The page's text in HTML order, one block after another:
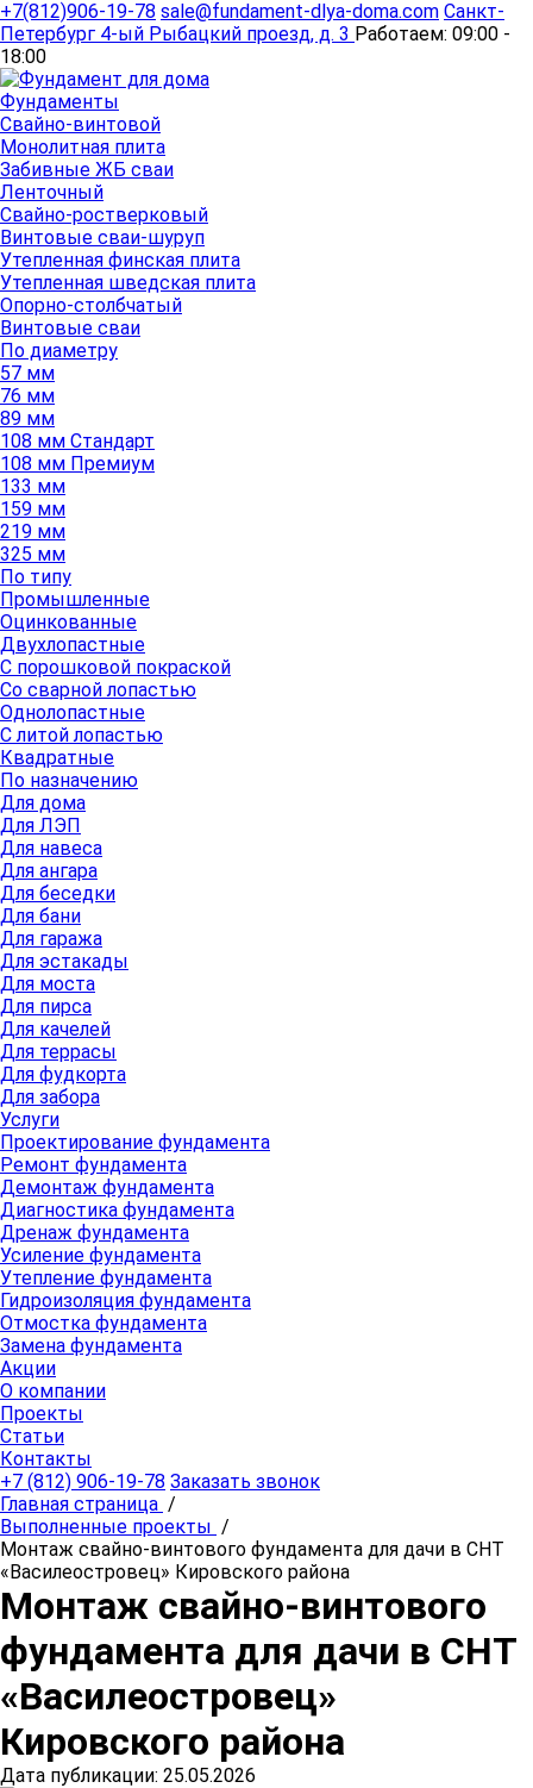
+7(812)906-19-78 sale@fundament-dlya-doma.com Санкт-
Петербург 4-ый Рыбацкий проезд, д. 3 Работаем: 09:00 -
18:00
Фундаменты
Свайно-винтовой
Монолитная плита
Забивные ЖБ сваи
Ленточный
Свайно-ростверковый
Винтовые сваи-шуруп
Утепленная финская плита
Утепленная шведская плита
Опорно-столбчатый
Винтовые сваи
По диаметру
57 мм
76 мм
89 мм
108 мм Стандарт
108 мм Премиум
133 мм
159 мм
219 мм
325 мм
По типу
Промышленные
Оцинкованные
Двухлопастные
С порошковой покраской
Со сварной лопастью
Однолопастные
С литой лопастью
Квадратные
По назначению
Для дома
Для ЛЭП
Для навеса
Для ангара
Для беседки
Для бани
Для гаража
Для эстакады
Для моста
Для пирса
Для качелей
Для террасы
Для фудкорта
Для забора
Услуги
Проектирование фундамента
Ремонт фундамента
Демонтаж фундамента
Диагностика фундамента
Дренаж фундамента
Усиление фундамента
Утепление фундамента
Гидроизоляция фундамента
Отмостка фундамента
Замена фундамента
Акции
О компании
Проекты
Статьи
Контакты
+7 (812) 906-19-78 Заказать звонок
Главная страница /
Выполненные проекты /
Монтаж свайно-винтового фундамента для дачи в СНТ
«Василеостровец» Кировского района
Монтаж свайно-винтового
фундамента для дачи в СНТ
«Василеостровец»
Кировского района
Дата публикации: 25.05.2026